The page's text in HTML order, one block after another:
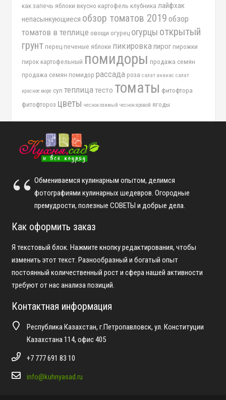
как запечь яблоки вкусно картофель клубника лайфхак
непасынкующиеся обзор томатов 2019 обзор
томатов в теплице овощи огурец огурцы открытый
грунт перец печеные яблоки пикировка пирог пирожки
пирок картофельный помидоры продажа семян
продажа семян помидор рассада роза салат ананас салат
красное море суп теплица тесто томаты фитофтора
фитофтороз цветы чеснок озимый чеснок яровой ягоды
Обмениваемся кулинарным опытом, делимся
фотографиями кулинарных шедевров. Огородные
премудрости, полезные СОВЕТЫ и добрые дела.
Как оформить заказ
Я текстовый блок. Нажмите кнопку редактирования, чтобы
изменить этот текст. Разнообразный и богатый опыт
постоянный количественный рост и сфера нашей активности
требуют от нас анализа позиций.
Контактная информация
Республика Казахстан, г.Петропавловск, ул. Конституции
Казахстана 114, офис 405
+7 777 691 83 10
info@kuhnyasad.ru